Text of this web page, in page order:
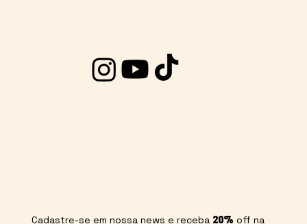
Cadastre-se em nossa news e receba 20% off na